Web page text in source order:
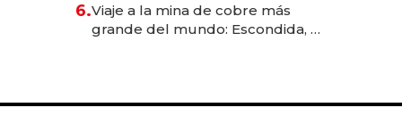
6.Viaje a la mina de cobre más
grande del mundo: Escondida, el